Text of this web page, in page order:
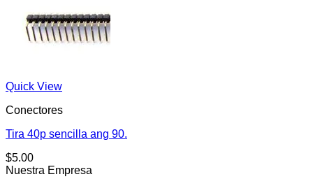
Quick View
Conectores
Tira 40p sencilla ang 90.
$5.00
Nuestra Empresa